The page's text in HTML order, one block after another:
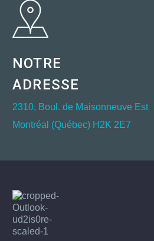
NOTRE
ADRESSE
2310, Boul. de Maisonneuve Est
Montréal (Québec) H2K 2E7